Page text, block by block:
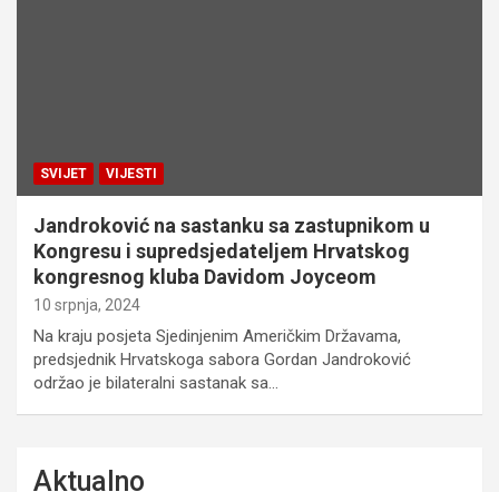
SVIJET VIJESTI
Jandroković na sastanku sa zastupnikom u
Kongresu i supredsjedateljem Hrvatskog
kongresnog kluba Davidom Joyceom
10 srpnja, 2024
Na kraju posjeta Sjedinjenim Američkim Državama,
predsjednik Hrvatskoga sabora Gordan Jandroković
održao je bilateralni sastanak sa…
Aktualno